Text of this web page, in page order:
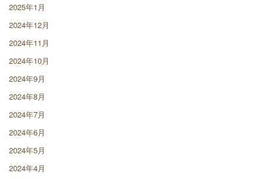
2025年1月
2024年12月
2024年11月
2024年10月
2024年9月
2024年8月
2024年7月
2024年6月
2024年5月
2024年4月